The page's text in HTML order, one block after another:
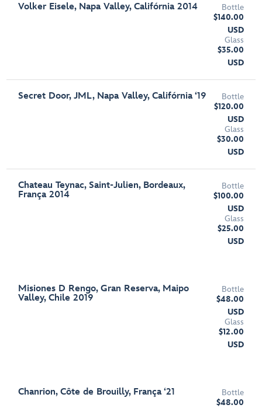
Volker Eisele, Napa Valley, Califórnia 2014
Bottle
$140.00
USD
Glass
$35.00
USD
Secret Door, JML, Napa Valley, Califórnia ‘19
Bottle
$120.00
USD
Glass
$30.00
USD
Chateau Teynac, Saint-Julien, Bordeaux,
França 2014
Bottle
$100.00
USD
Glass
$25.00
USD
Misiones D Rengo, Gran Reserva, Maipo
Valley, Chile 2019
Bottle
$48.00
USD
Glass
$12.00
USD
Chanrion, Côte de Brouilly, França ‘21
Bottle
$48.00